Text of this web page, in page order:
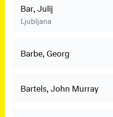
Bar, Julij
Ljubljana
Barbe, Georg
Bartels, John Murray